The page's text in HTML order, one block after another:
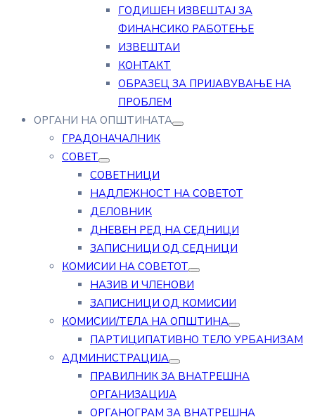
ГОДИШЕН ИЗВЕШТАЈ ЗА
ФИНАНСИКО РАБОТЕЊЕ
ИЗВЕШТАИ
КОНТАКТ
ОБРАЗЕЦ ЗА ПРИЈАВУВАЊЕ НА
ПРОБЛЕМ
ОРГАНИ НА ОПШТИНАТА
ГРАДОНАЧАЛНИК
СОВЕТ
СОВЕТНИЦИ
НАДЛЕЖНОСТ НА СОВЕТОТ
ДЕЛОВНИК
ДНЕВЕН РЕД НА СЕДНИЦИ
ЗАПИСНИЦИ ОД СЕДНИЦИ
КОМИСИИ НА СОВЕТОТ
НАЗИВ И ЧЛЕНОВИ
ЗАПИСНИЦИ ОД КОМИСИИ
КОМИСИИ/ТЕЛА НА ОПШТИНА
ПАРТИЦИПАТИВНО ТЕЛО УРБАНИЗАМ
АДМИНИСТРАЦИЈА
ПРАВИЛНИК ЗА ВНАТРЕШНА
ОРГАНИЗАЦИЈА
ОРГАНОГРАМ ЗА ВНАТРЕШНА